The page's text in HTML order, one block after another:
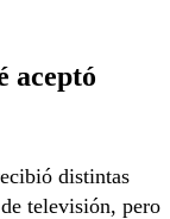
aceptó
distintas
televisión, pero